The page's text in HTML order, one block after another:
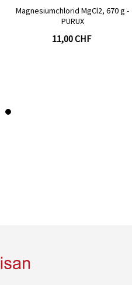
Magnesiumchlorid MgCl2, 670 g -
PURUX
11,00 CHF